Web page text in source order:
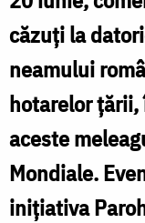
din
Stânca,
comuna
Victoria
căzuți la
neamului
hotarelor
aceste
Mondiale.
inițiativa